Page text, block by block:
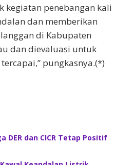
kegiatan penebangan kali
dan memberikan
di Kabupaten
dan dievaluasi untuk
pungkasnya.(*)
DER dan CICR Tetap Positif